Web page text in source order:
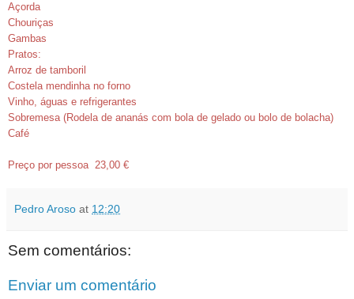
Açorda
Chouriças
Gambas
Pratos:
Arroz de tamboril
Costela mendinha no forno
Vinho, águas e refrigerantes
Sobremesa (Rodela de ananás com bola de gelado ou bolo de bolacha)
Café
Preço por pessoa 23,00 €
Pedro Aroso at 12:20
Sem comentários:
Enviar um comentário